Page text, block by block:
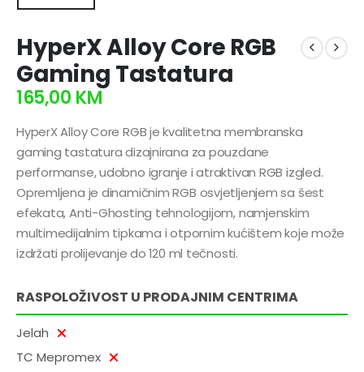
HyperX Alloy Core RGB
Gaming Tastatura
165,00 KM
HyperX Alloy Core RGB je kvalitetna membranska
gaming tastatura dizajnirana za pouzdane
performanse, udobno igranje i atraktivan RGB izgled.
Opremljena je dinamičnim RGB osvjetljenjem sa šest
efekata, Anti-Ghosting tehnologijom, namjenskim
multimedijalnim tipkama i otpornim kućištem koje može
izdržati prolijevanje do 120 ml tečnosti.
RASPOLOŽIVOST U PRODAJNIM CENTRIMA
Jelah
TC Mepromex